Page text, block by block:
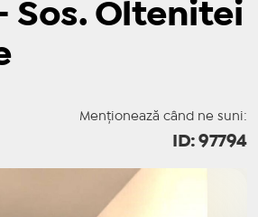
Sos. Oltenitei
Menționează când ne suni:
ID: 97794